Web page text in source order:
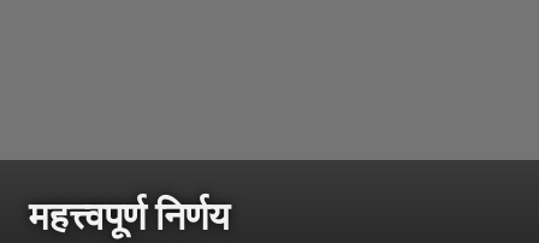
महत्त्वपूर्ण निर्णय